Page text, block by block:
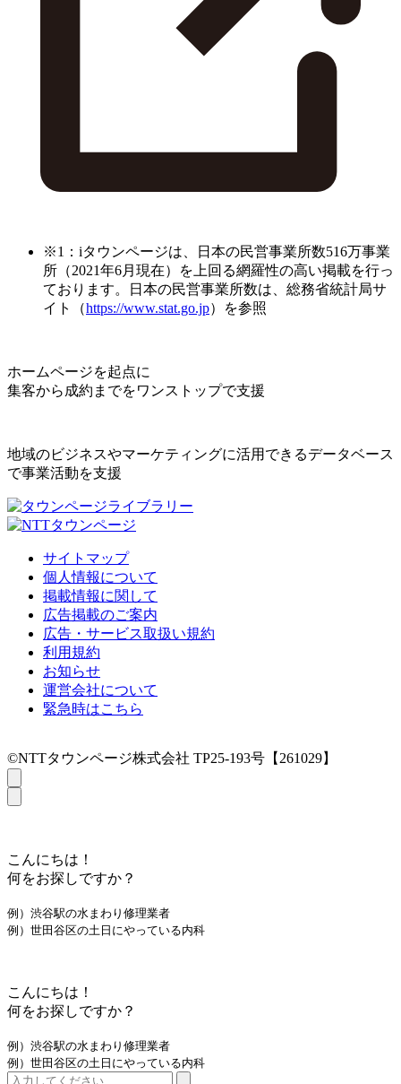
※1：iタウンページは、日本の民営事業所数516万事業
所（2021年6月現在）を上回る網羅性の高い掲載を行っ
ております。日本の民営事業所数は、総務省統計局サ
イト（https://www.stat.go.jp）を参照
ホームページを起点に
集客から成約までをワンストップで支援
地域のビジネスやマーケティングに活用できるデータベース
で事業活動を支援
サイトマップ
個人情報について
掲載情報に関して
広告掲載のご案内
広告・サービス取扱い規約
利用規約
お知らせ
運営会社について
緊急時はこちら
©NTTタウンページ株式会社 TP25-193号【261029】
こんにちは！
何をお探しですか？
例）渋谷駅の水まわり修理業者
例）世田谷区の土日にやっている内科
こんにちは！
何をお探しですか？
例）渋谷駅の水まわり修理業者
例）世田谷区の土日にやっている内科